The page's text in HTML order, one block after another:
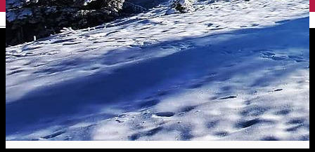
English